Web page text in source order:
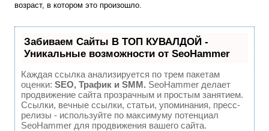
возраст, в котором это произошло.
Забиваем Сайты В ТОП КУВАЛДОЙ -
Уникальные возможности от SeoHammer
Каждая ссылка анализируется по трем пакетам
оценки: SEO, Трафик и SMM. SeoHammer делает
продвижение сайта прозрачным и простым занятием.
Ссылки, вечные ссылки, статьи, упоминания, пресс-
релизы - используйте по максимуму потенциал
SeoHammer для продвижения вашего сайта.